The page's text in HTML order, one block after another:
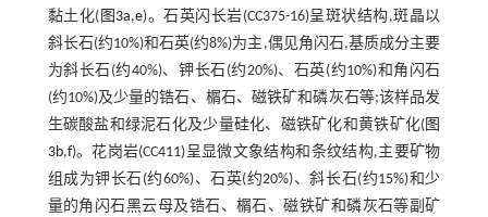
黏土化( 图3a,e)。石英闪长岩(CC375-16)呈斑状结构,斑晶以
斜长石(约10%)和石英(约8%)为主,偶见角闪石,基质成分主要
为斜长石(约40%)、钾长石(约20%)、石英(约10%)和角闪石
(约10%)及少量的锆石、榍石、磁铁矿和磷灰石等;该样品发
生碳酸盐和绿泥石化及少量硅化、磁铁矿化和黄铁矿化(图
3b,f)。花岗岩(CC411)呈显微文象结构和条纹结构,主要矿物
组成为钾长石(约60%)、石英(约20%)、斜长石(约15%)和少
量的角闪石黑云母及锆石、榍石、磁铁矿和磷灰石等副矿